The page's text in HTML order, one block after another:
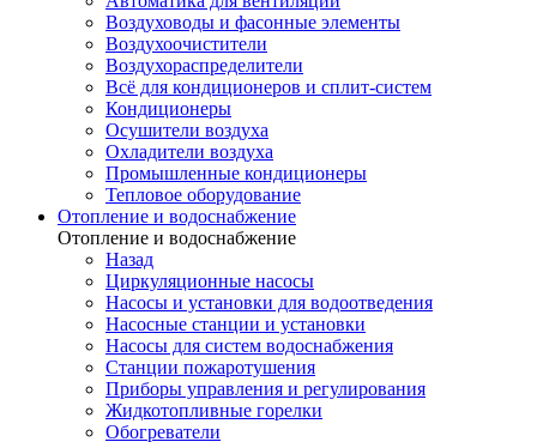
Воздуховоды и фасонные элементы
Воздухоочистители
Воздухораспределители
Всё для кондиционеров и сплит-систем
Кондиционеры
Осушители воздуха
Охладители воздуха
Промышленные кондиционеры
Тепловое оборудование
Отопление и водоснабжение
Отопление и водоснабжение
Назад
Циркуляционные насосы
Насосы и установки для водоотведения
Насосные станции и установки
Насосы для систем водоснабжения
Станции пожаротушения
Приборы управления и регулирования
Жидкотопливные горелки
Обогреватели